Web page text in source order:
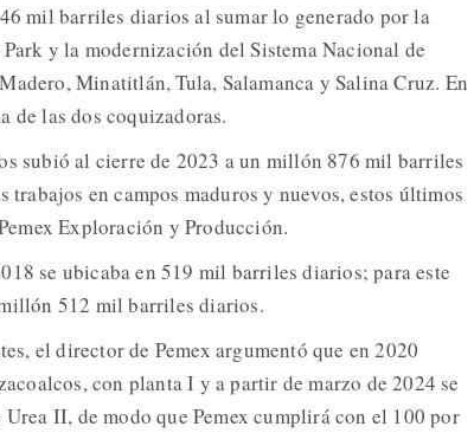
mil barriles diarios al sumar lo generado por la
y la modernización del Sistema Nacional de
Minatitlán, Tula, Salamanca y Salina Cruz. En
de las dos coquizadoras.
subió al cierre de 2023 a un millón 876 mil barriles
en campos maduros y nuevos, estos últimos
Exploración y Producción.
se ubicaba en 519 mil barriles diarios; para este
512 mil barriles diarios.
el director de Pemex argumentó que en 2020
con planta I y a partir de marzo de 2024 se
II, de modo que Pemex cumplirá con el 100 por